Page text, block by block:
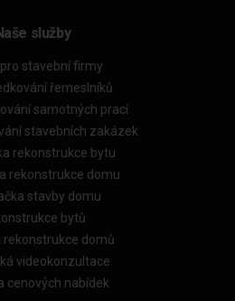
služby
stavební firmy
řemeslníků
samotných prací
stavebních zakázek
rekonstrukce bytu
rekonstrukce domu
stavby domu
bytů
rekonstrukce domů
videokonzultace
cenových nabídek